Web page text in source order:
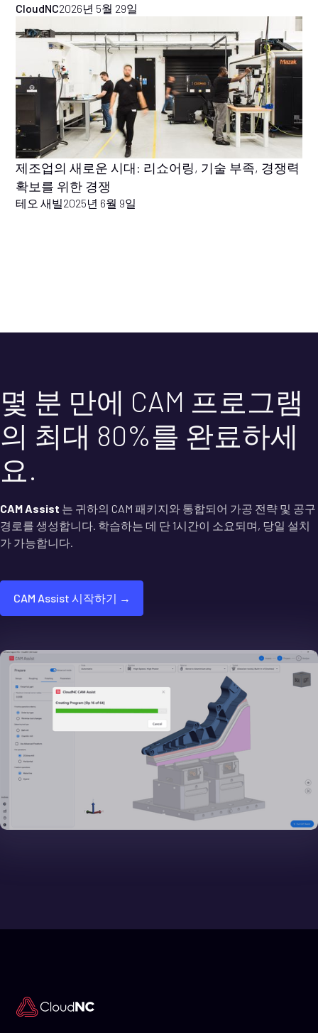
CloudNC2026년 5월 29일
제조업의 새로운 시대: 리쇼어링, 기술 부족, 경쟁력
확보를 위한 경쟁
테오 새빌2025년 6월 9일
몇 분 만에 CAM 프로그램
의 최대 80%를 완료하세
요.
CAM Assist 는 귀하의 CAM 패키지와 통합되어 가공 전략 및 공구
경로를 생성합니다. 학습하는 데 단 1시간이 소요되며, 당일 설치
가 가능합니다.
CAM Assist 시작하기 →